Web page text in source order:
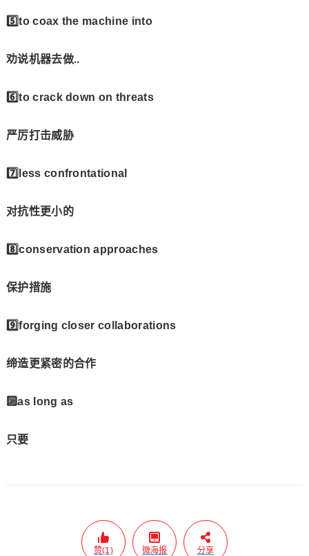
5️⃣to coax the machine into
劝说机器去做..
6️⃣to crack down on threats
严厉打击威胁
7️⃣less confrontational
对抗性更小的
8️⃣conservation approaches
保护措施
9️⃣forging closer collaborations
缔造更紧密的合作
🔟as long as
只要
赞(1) 微海报 分享